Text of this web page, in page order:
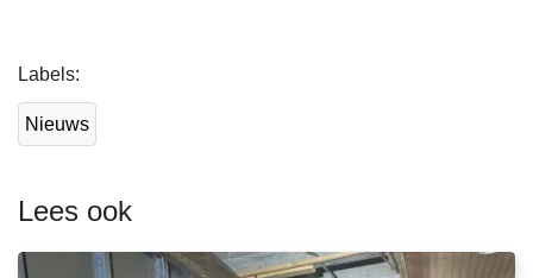
Labels
Nieuws
Lees ook
e
e
s
e
e
r